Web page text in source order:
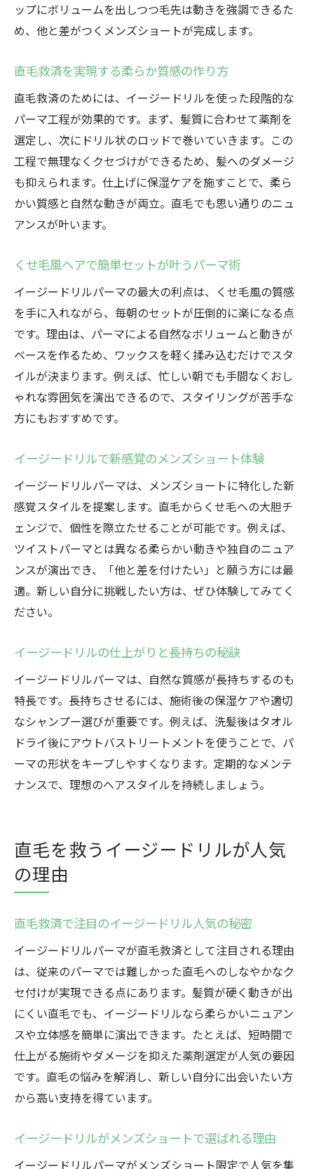
ップにボリュームを出しつつ毛先は動きを強調できるた
め、他と差がつくメンズショートが完成します。
直毛救済を実現する柔らか質感の作り方
直毛救済のためには、イージードリルを使った段階的な
パーマ工程が効果的です。まず、髪質に合わせて薬剤を
選定し、次にドリル状のロッドで巻いていきます。この
工程で無理なくクセづけができるため、髪へのダメージ
も抑えられます。仕上げに保湿ケアを施すことで、柔ら
かい質感と自然な動きが両立。直毛でも思い通りのニュ
アンスが叶います。
くせ毛風ヘアで簡単セットが叶うパーマ術
イージードリルパーマの最大の利点は、くせ毛風の質感
を手に入れながら、毎朝のセットが圧倒的に楽になる点
です。理由は、パーマによる自然なボリュームと動きが
ベースを作るため、ワックスを軽く揉み込むだけでスタ
イルが決まります。例えば、忙しい朝でも手間なくおし
ゃれな雰囲気を演出できるので、スタイリングが苦手な
方にもおすすめです。
イージードリルで新感覚のメンズショート体験
イージードリルパーマは、メンズショートに特化した新
感覚スタイルを提案します。直毛からくせ毛への大胆チ
ェンジで、個性を際立たせることが可能です。例えば、
ツイストパーマとは異なる柔らかい動きや独自のニュア
ンスが演出でき、「他と差を付けたい」と願う方には最
適。新しい自分に挑戦したい方は、ぜひ体験してみてく
ださい。
イージードリルの仕上がりと長持ちの秘訣
イージードリルパーマは、自然な質感が長持ちするのも
特長です。長持ちさせるには、施術後の保湿ケアや適切
なシャンプー選びが重要です。例えば、洗髪後はタオル
ドライ後にアウトバストリートメントを使うことで、パ
ーマの形状をキープしやすくなります。定期的なメンテ
ナンスで、理想のヘアスタイルを持続しましょう。
直毛を救うイージードリルが人気
の理由
直毛救済で注目のイージードリル人気の秘密
イージードリルパーマが直毛救済として注目される理由
は、従来のパーマでは難しかった直毛へのしなやかなク
セ付けが実現できる点にあります。髪質が硬く動きが出
にくい直毛でも、イージードリルなら柔らかいニュアン
スや立体感を簡単に演出できます。たとえば、短時間で
仕上がる施術やダメージを抑えた薬剤選定が人気の要因
です。直毛の悩みを解消し、新しい自分に出会いたい方
から高い支持を得ています。
イージードリルがメンズショートで選ばれる理由
イージードリルパーマがメンズショート限定で人気を集